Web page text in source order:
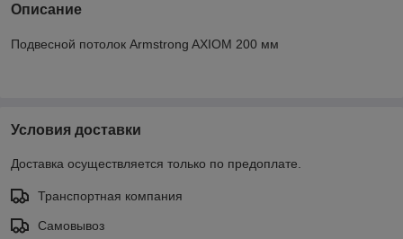
Описание
Подвесной потолок Armstrong AXIOM 200 мм
Условия доставки
Доставка осуществляется только по предоплате.
Транспортная компания
Самовывоз